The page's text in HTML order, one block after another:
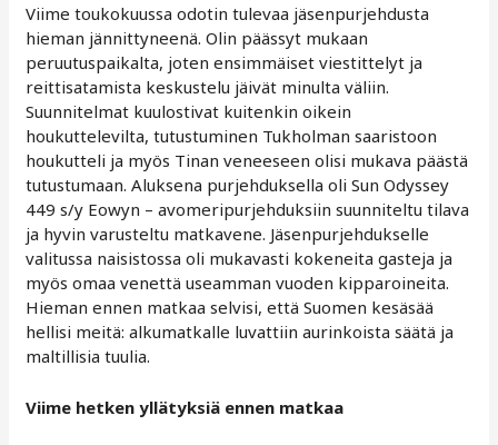
Viime toukokuussa odotin tulevaa jäsenpurjehdusta
hieman jännittyneenä. Olin päässyt mukaan
peruutuspaikalta, joten ensimmäiset viestittelyt ja
reittisatamista keskustelu jäivät minulta väliin.
Suunnitelmat kuulostivat kuitenkin oikein
houkuttelevilta, tutustuminen Tukholman saaristoon
houkutteli ja myös Tinan veneeseen olisi mukava päästä
tutustumaan. Aluksena purjehduksella oli Sun Odyssey
449 s/y Eowyn – avomeripurjehduksiin suunniteltu tilava
ja hyvin varusteltu matkavene. Jäsenpurjehdukselle
valitussa naisistossa oli mukavasti kokeneita gasteja ja
myös omaa venettä useamman vuoden kipparoineita.
Hieman ennen matkaa selvisi, että Suomen kesäsää
hellisi meitä: alkumatkalle luvattiin aurinkoista säätä ja
maltillisia tuulia.
Viime hetken yllätyksiä ennen matkaa